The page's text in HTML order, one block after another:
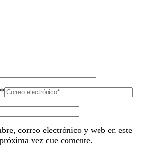
*
correo electrónico y web en este
vez que comente.